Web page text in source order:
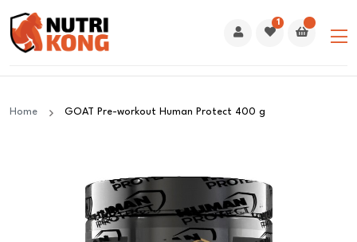
1
Home GOAT Pre-workout Human Protect 400 g